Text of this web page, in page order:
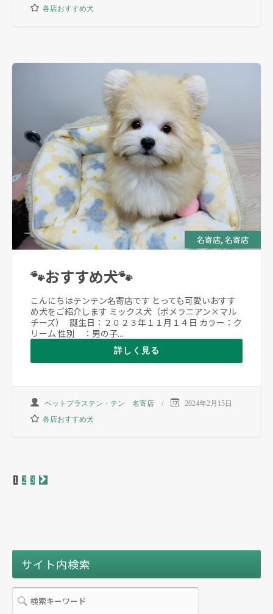
各店おすすめ犬
名寄店, 名寄店
🐾おすすめ犬🐾
こんにちはテンテン名寄店です とっても可愛いおすす
め犬をご紹介します ミックス犬（ポメラニアン×マル
チーズ） 誕生日：２０２３年１１月１４日 カラー：ク
リーム 性別 ：男の子...
詳しく見る
ペットプラステン・テン 名寄店
2024年2月15日
各店おすすめ犬
投
ー
ジ
送
1 2 3
サイト内検索